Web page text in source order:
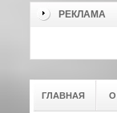
РЕКЛАМА
ГЛАВНАЯ О